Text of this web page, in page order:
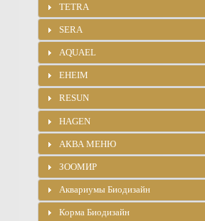
TETRA
SERA
AQUAEL
EHEIM
RESUN
HAGEN
АКВА МЕНЮ
ЗООМИР
Аквариумы Биодизайн
Корма Биодизайн